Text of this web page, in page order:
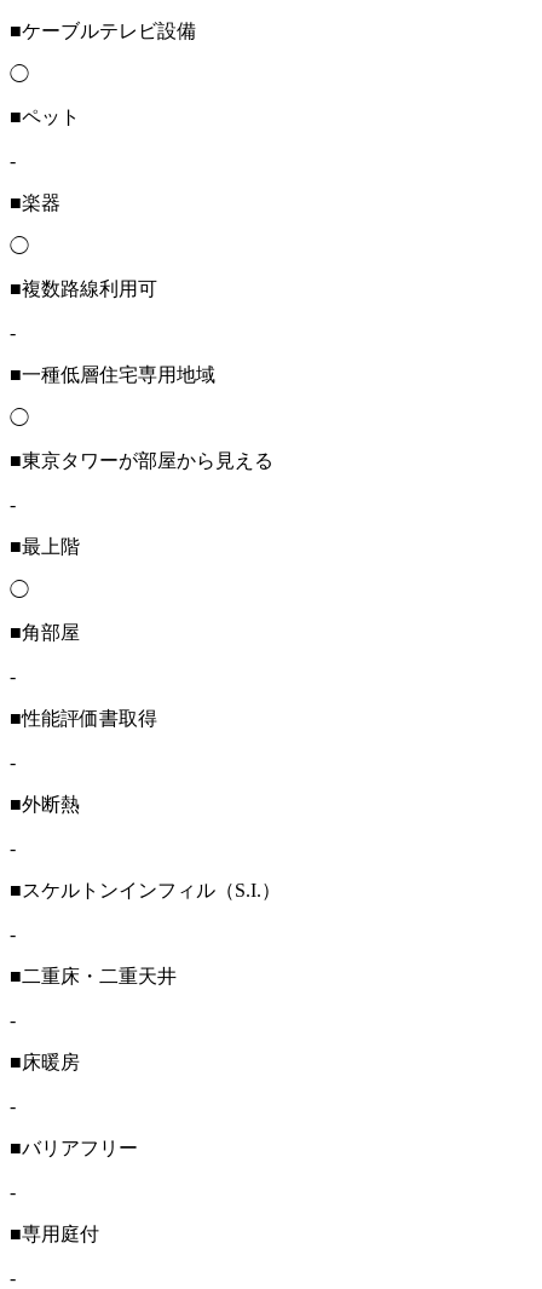
■ケーブルテレビ設備
◯
■ペット
-
■楽器
◯
■複数路線利用可
-
■一種低層住宅専用地域
◯
■東京タワーが部屋から見える
-
■最上階
◯
■角部屋
-
■性能評価書取得
-
■外断熱
-
■スケルトンインフィル（S.I.）
-
■二重床・二重天井
-
■床暖房
-
■バリアフリー
-
■専用庭付
-